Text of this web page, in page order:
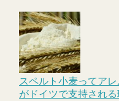
スペルト小麦ってア
がドイツで支持される